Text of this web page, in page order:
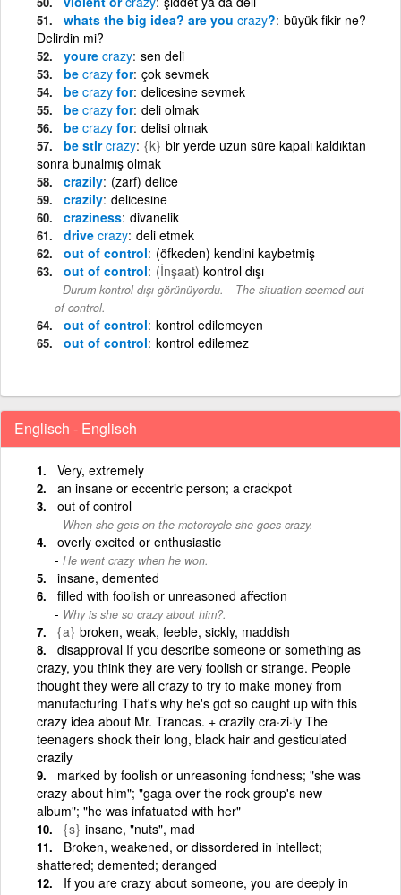
whats the big idea? are you crazy? büyük fikir ne?
Delirdin mi?
youre crazy sen deli
be crazy for çok sevmek
be crazy for delicesine sevmek
be crazy for deli olmak
be crazy for delisi olmak
be stircrazy {k} bir yerde uzun süre kapalı kaldıktan
sonra bunalmış olmak
crazily (zarf) delice
crazily delicesine
craziness divanelik
drive crazy deli etmek
out of control (öfkeden) kendini kaybetmiş
out of control (İnşaat) kontrol dışı
Durum kontrol dışı görünüyordu. - The situation seemed out
of control.
out of control kontrol edilemeyen
out of control kontrol edilemez
Englisch - Englisch
Very, extremely
an insane or eccentric person; a crackpot
out of control
When she gets on the motorcycle she goes crazy.
overly excited or enthusiastic
He went crazy when he won.
insane, demented
filled with foolish or unreasoned affection
Why is she so crazy about him?.
{a} broken, weak, feeble, sickly, maddish
disapproval If you describe someone or something as
crazy, you think they are very foolish or strange. People
thought they were all crazy to try to make money from
manufacturing That's why he's got so caught up with this
crazy idea about Mr. Trancas. + crazily cra·zi·ly The
teenagers shook their long, black hair and gesticulated
crazily
marked by foolish or unreasoning fondness; "she was
crazy about him"; "gaga over the rock group's new
album"; "he was infatuated with her"
{s} insane, "nuts", mad
Broken, weakened, or dissordered in intellect;
shattered; demented; deranged
If you are crazy about someone, you are deeply in